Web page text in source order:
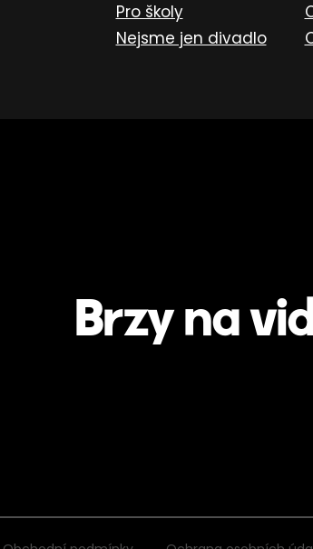
Pro školy
Nejsme jen divadlo
Brzy na